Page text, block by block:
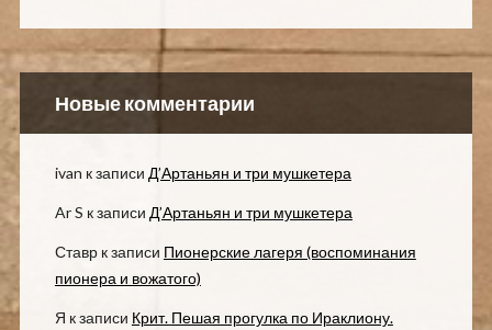
Новые комментарии
ivan к записи Д’Артаньян и три мушкетера
Ar S к записи Д’Артаньян и три мушкетера
Ставрк записи Пионерские лагеря (воспоминания
пионера и вожатого)
Я к записи Крит. Пешая прогулка по Ираклиону.